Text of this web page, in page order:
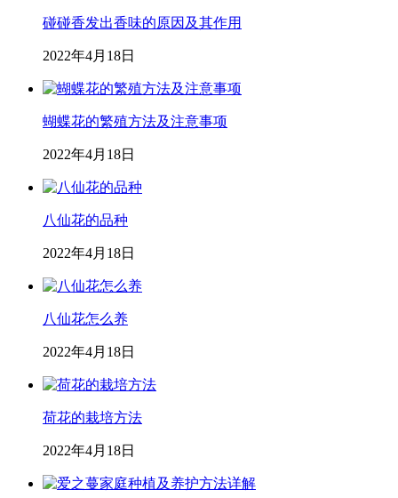
碰碰香发出香味的原因及其作用
2022年4月18日
蝴蝶花的繁殖方法及注意事项
2022年4月18日
八仙花的品种
2022年4月18日
八仙花怎么养
2022年4月18日
荷花的栽培方法
2022年4月18日